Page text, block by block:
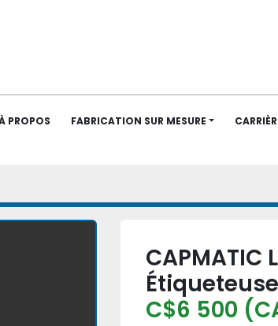
À PROPOS FABRICATION SUR MESURE
CAPMATIC
C$6 500